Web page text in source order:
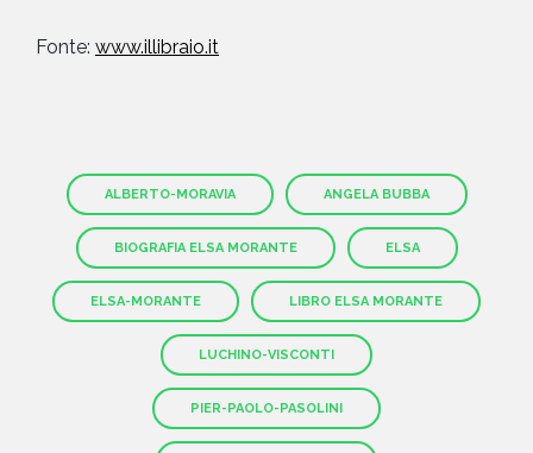
Fonte: www.illibraio.it
ALBERTO-MORAVIA ANGELA BUBBA
BIOGRAFIA ELSA MORANTE ELSA
ELSA-MORANTE LIBRO ELSA MORANTE
LUCHINO-VISCONTI
PIER-PAOLO-PASOLINI